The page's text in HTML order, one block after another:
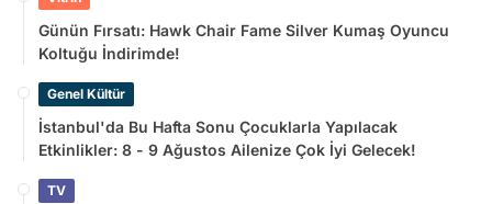
Günün Fırsatı: Hawk Chair Fame Silver Kumaş Oyuncu
Koltuğu İndirimde!
Genel Kültür
İstanbul'da Bu Hafta Sonu Çocuklarla Yapılacak
Etkinlikler: 8 - 9 Ağustos Ailenize Çok İyi Gelecek!
TV